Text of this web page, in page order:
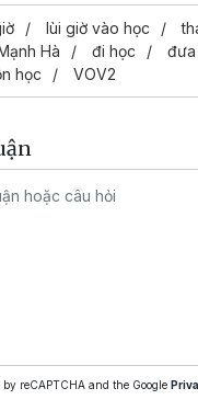
lùi giờ vào học
Hà
đi học
học VOV2
reCAPTCHA and the Google